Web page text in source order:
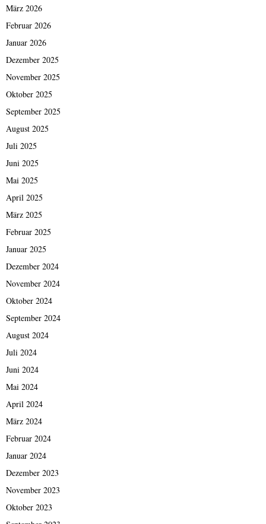
März 2026
Februar 2026
Januar 2026
Dezember 2025
November 2025
Oktober 2025
September 2025
August 2025
Juli 2025
Juni 2025
Mai 2025
April 2025
März 2025
Februar 2025
Januar 2025
Dezember 2024
November 2024
Oktober 2024
September 2024
August 2024
Juli 2024
Juni 2024
Mai 2024
April 2024
März 2024
Februar 2024
Januar 2024
Dezember 2023
November 2023
Oktober 2023